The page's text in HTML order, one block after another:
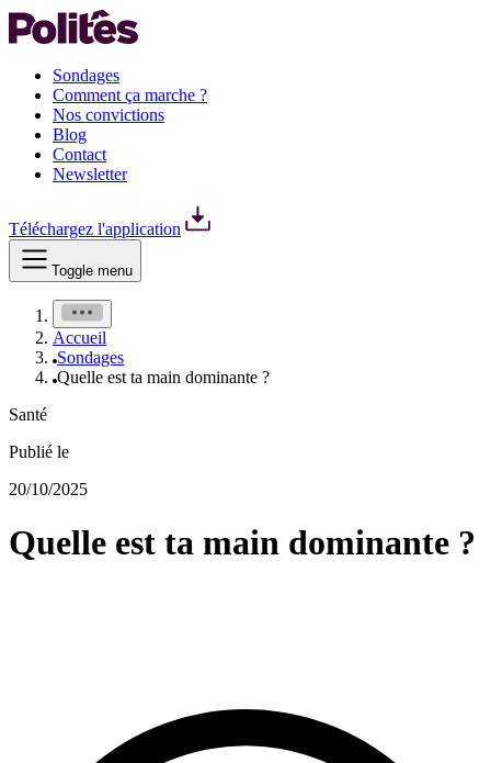
Sondages
Comment ça marche ?
Nos convictions
Blog
Contact
Newsletter
Téléchargez l'application
Toggle menu
Accueil
Sondages
Quelle est ta main dominante ?
Santé
Publié le
20/10/2025
Quelle est ta main dominante ?